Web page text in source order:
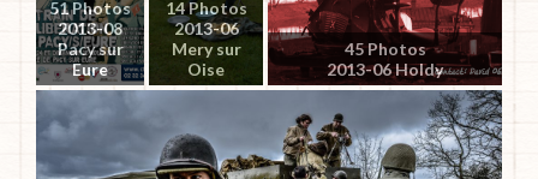
51 Photos
2013-08
Pacy sur
Eure
14 Photos
2013-06
Mery sur
Oise
45 Photos
2013-06 Holdy